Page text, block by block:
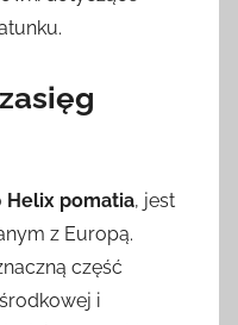
Helix pomatia, jest
z Europą.
część
i